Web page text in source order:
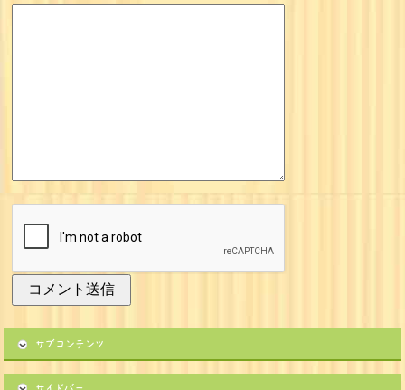
サブコンテンツ